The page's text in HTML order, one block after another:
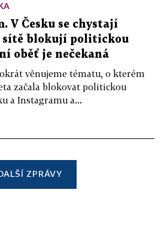
V Česku se chystají
sítě blokují politickou
oběť je nečekaná
věnujeme tématu, o kterém
začala blokovat politickou
a Instagramu a...
ZPRÁVY